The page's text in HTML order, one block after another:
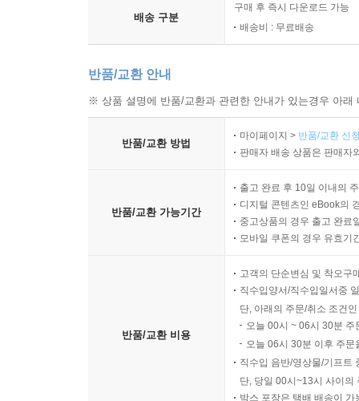
배송 구분
구매 후 즉시 다운로드 가능
배송비 : 무료배송
반품/교환 안내
※ 상품 설명에 반품/교환과 관련한 안내가 있는경우 아
반품/교환 방법
마이페이지 > 반품/교환 신
판매자 배송 상품은 판매자
반품/교환 가능기간
출고 완료 후 10일 이내의
디지털 콘텐츠인 eBook의
중고상품의 경우 출고 완료
모바일 쿠폰의 경우 유효기
반품/교환 비용
고객의 단순변심 및 착오구
직수입양서/직수입일서중
단, 아래의 주문/취소 조건
오늘 00시 ~ 06시 30분
오늘 06시 30분 이후 주
직수입 음반/영상물/기프트
단, 당일 00시~13시 사이의
박스 포장은 택배 배송이